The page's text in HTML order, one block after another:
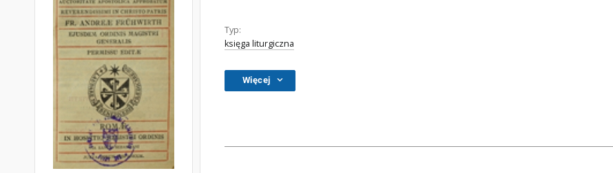
Typ:
księga liturgiczna
Więcej